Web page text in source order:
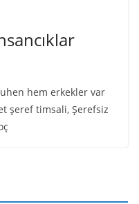
hem erkekler var
şeref timsali, Şerefsiz